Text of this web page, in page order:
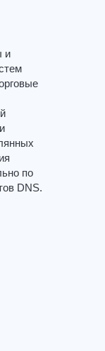
и
по
DNS.